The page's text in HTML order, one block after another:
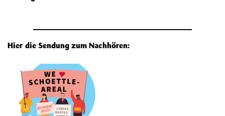
Hier die Sendung zum Nachhören: